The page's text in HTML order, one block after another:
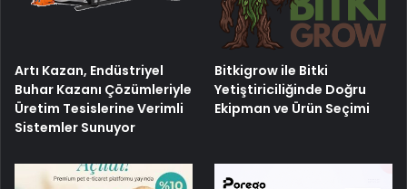
Artı Kazan, Endüstriyel
Buhar Kazanı Çözümleriyle
Üretim Tesislerine Verimli
Sistemler Sunuyor
Bitkigrow ile Bitki
Yetiştiriciliğinde Doğru
Ekipman ve Ürün Seçimi